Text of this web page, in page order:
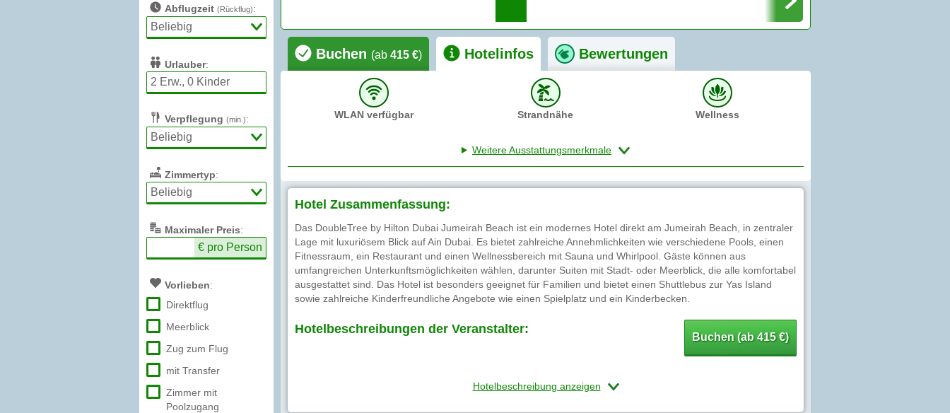
Abflugzeit (Rückflug):
Urlauber:
Verpflegung (min.):
Zimmertyp:
Maximaler Preis:
€ pro Person
Vorlieben:
Direktflug
Meerblick
Zug zum Flug
mit Transfer
Zimmer mit
Poolzugang
Buchen (ab 415 €) Hotelinfos Bewertungen
WLAN verfügbar Strandnähe Wellness
Weitere Ausstattungsmerkmale
Hotel Zusammenfassung:
Das DoubleTree by Hilton Dubai Jumeirah Beach ist ein modernes Hotel direkt am Jumeirah Beach, in zentraler
Lage mit luxuriösem Blick auf Ain Dubai. Es bietet zahlreiche Annehmlichkeiten wie verschiedene Pools, einen
Fitnessraum, ein Restaurant und einen Wellnessbereich mit Sauna und Whirlpool. Gäste können aus
umfangreichen Unterkunftsmöglichkeiten wählen, darunter Suiten mit Stadt- oder Meerblick, die alle komfortabel
ausgestattet sind. Das Hotel ist besonders geeignet für Familien und bietet einen Shuttlebus zur Yas Island
sowie zahlreiche Kinderfreundliche Angebote wie einen Spielplatz und ein Kinderbecken.
Hotelbeschreibungen der Veranstalter:
Buchen (ab 415 €)
Hotelbeschreibung anzeigen